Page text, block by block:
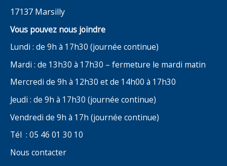
17137 Marsilly
Vous pouvez nous joindre
Lundi : de 9h à 17h30 (journée continue)
Mardi : de 13h30 à 17h30 – fermeture le mardi matin
Mercredi de 9h à 12h30 et de 14h00 à 17h30
Jeudi : de 9h à 17h30 (journée continue)
Vendredi de 9h à 17h (journée continue)
Tél : 05 46 01 30 10
Nous contacter